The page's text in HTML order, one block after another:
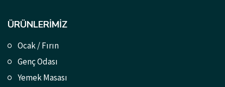
ÜRÜNLERIMIZ
Ocak / Fırın
Genç Odası
Yemek Masası